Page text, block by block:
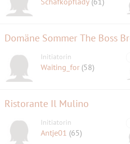
Domäne Sommer The Boss
Initiatorin
Waiting_for (58)
Ristorante Il Mulino
Initiatorin
Antje01 (65)